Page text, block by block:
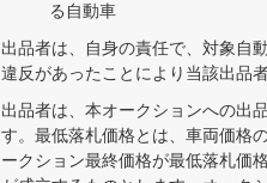
る自動車
出品者は、自身の責任で、対象自
違反があったことにより当該出品
出品者は、本オークションへの出
す。最低落札価格とは、車両価格
ークション最終価格が最低落札価